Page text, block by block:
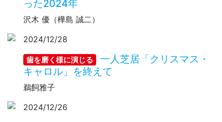
った2024年
沢木 優（樺島 誠二）
2024/12/28
歯を磨く様に演じる
一人芝居「クリスマス・
キャロル」を終えて
鵜飼雅子
2024/12/26